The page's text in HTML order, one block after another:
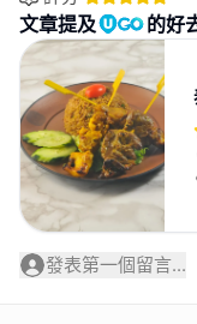
文章提及 的好
發表第一個留言...